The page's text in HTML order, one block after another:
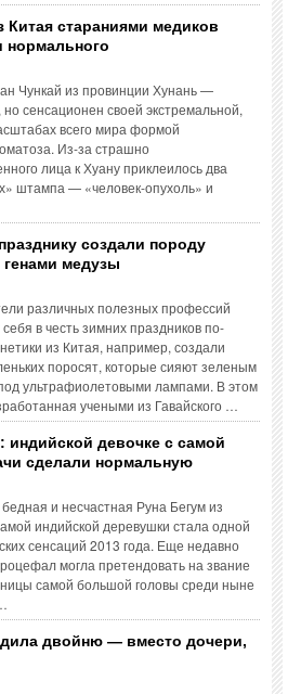
Китая стараниями медиков
нормального
Чункай из провинции Хунань —
но сенсационен своей экстремальной,
всего мира формой
Из-за страшно
лица к Хуану приклеилось два
штампа — «человек-опухоль» и
создали породу
медузы
различных полезных профессий
в честь зимних праздников по-
из Китая, например, создали
поросят, которые сияют зеленым
ультрафиолетовыми лампами. В этом
учеными из Гавайского …
индийской девочке с самой
сделали нормальную
и несчастная Руна Бегум из
индийской деревушки стала одной
сенсаций 2013 года. Еще недавно
могла претендовать на звание
самой большой головы среди ныне
двойню — вместо дочери,